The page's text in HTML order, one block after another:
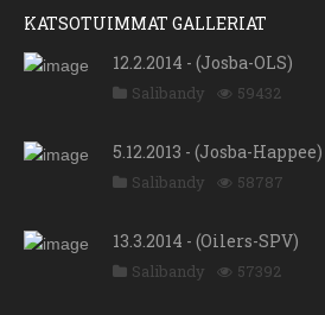
KATSOTUIMMAT GALLERIAT
12.2.2014 - (Josba-OLS)
Salibandy 59432
5.12.2013 - (Josba-Happee)
Salibandy 58787
13.3.2014 - (Oilers-SPV)
Salibandy 57392